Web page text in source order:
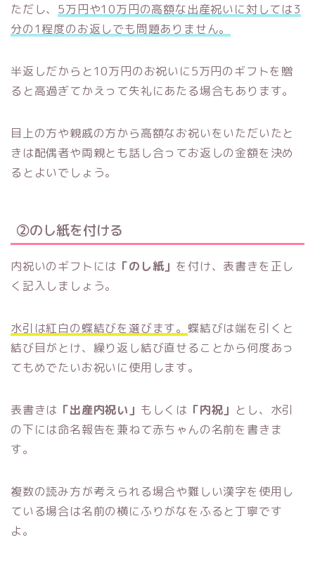
ただし、 5万円や10万円の高額な出産祝いに対しては3
分の1程度のお返しでも問題ありません。
半返しだからと10万円のお祝いに5万円のギフトを贈
ると高過ぎてかえって失礼にあたる場合もあります。
目上の方や親戚の方から高額なお祝いをいただいたと
きは配偶者や両親とも話し合ってお返しの金額を決め
るとよいでしょう。
②のし紙を付ける
内祝いのギフトには 「のし紙」 を付け、表書きを正し
く記入しましょう。
水引は紅白の蝶結びを選びます。 蝶結びは端を引くと
結び目がとけ、繰り返し結び直せることから何度あっ
てもめでたいお祝いに使用します。
表書きは 「出産内祝い」 もしくは 「内祝」 とし、水引
の下には命名報告を兼ねて赤ちゃんの名前を書きま
す。
複数の読み方が考えられる場合や難しい漢字を使用し
ている場合は名前の横にふりがなをふると丁寧です
よ。